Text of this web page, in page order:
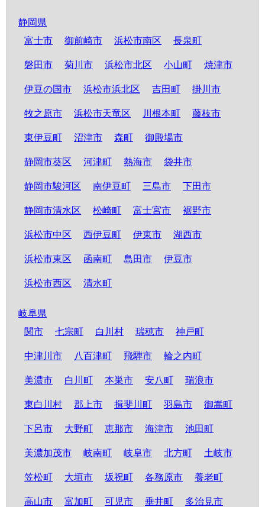
静岡県
富士市
御前崎市 浜松市南区 長泉町
磐田市 菊川市 浜松市北区 小山町 焼津市
伊豆の国市 浜松市浜北区 吉田町 掛川市
牧之原市 浜松市天竜区 川根本町 藤枝市
東伊豆町 沼津市 森町 御殿場市
静岡市葵区 河津町 熱海市 袋井市
静岡市駿河区 南伊豆町 三島市 下田市
静岡市清水区 松崎町 富士宮市 裾野市
浜松市中区 西伊豆町 伊東市 湖西市
浜松市東区 函南町 島田市 伊豆市
浜松市西区 清水町
岐阜県
関市
七宗町 白川村 瑞穂市 神戸町
中津川市 八百津町 飛騨市 輪之内町
美濃市 白川町 本巣市 安八町 瑞浪市
東白川村 郡上市 揖斐川町 羽島市 御嵩町
下呂市 大野町 恵那市 海津市 池田町
美濃加茂市 岐南町 岐阜市 北方町 土岐市
笠松町 大垣市 坂祝町 各務原市 養老町
高山市 富加町 可児市 垂井町 多治見市